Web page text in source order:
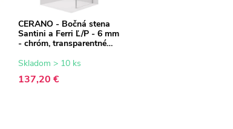
CERANO - Bočná stena
Santini a Ferri Ľ/P - 6 mm
- chróm, transparentné
Skladom > 10 ks
137,20 €